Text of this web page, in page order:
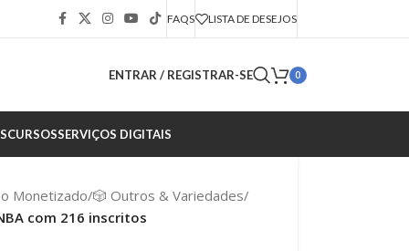
FAQS LISTA DE DESEJOS
ENTRAR / REGISTRAR-SE 0
CURSOSSERVIÇOS DIGITAIS
Monetizado/🎲 Outros & Variedades/
NBA com 216 inscritos